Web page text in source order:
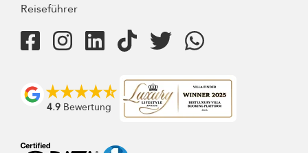
Reiseführer
4.9 Bewertung